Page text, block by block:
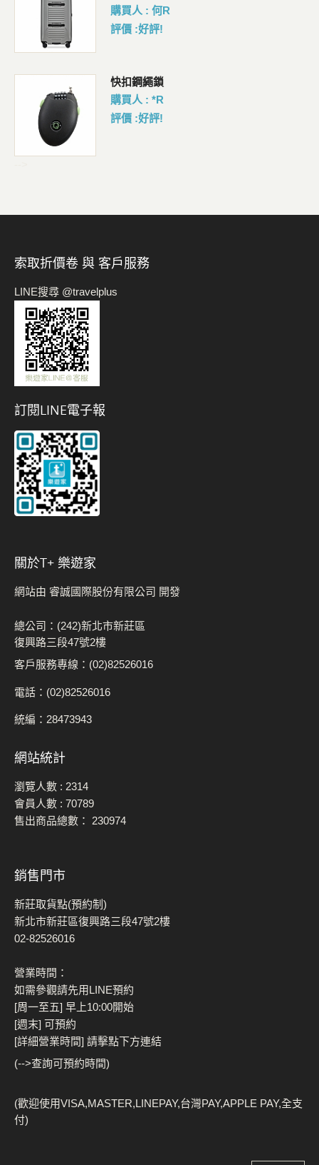
購買人 : 何R
評價 :好評!
快扣鋼繩鎖
購買人 : *R
評價 :好評!
索取折價卷 與 客戶服務
LINE搜尋 @travelplus
訂閱LINE電子報
關於t+ 樂遊家
網站由 睿誠國際股份有限公司 開發
總公司：(242)新北市新莊區
復興路三段47號2樓
客戶服務專線：(02)82526016
電話：(02)82526016
統編：28473943
網站統計
瀏覽人數 : 2314
會員人數 : 70789
售出商品總數： 230974
銷售門市
新莊取貨點(預約制)
新北市新莊區復興路三段47號2樓
02-82526016
營業時間：
如需參觀請先用LINE預約
[周一至五] 早上10:00開始
[週末] 可預約
[詳細營業時間] 請擊點下方連結
(-->查詢可預約時間)
(歡迎使用VISA,MASTER,LINEPAY,台灣PAY,APPLE PAY,全支
付)